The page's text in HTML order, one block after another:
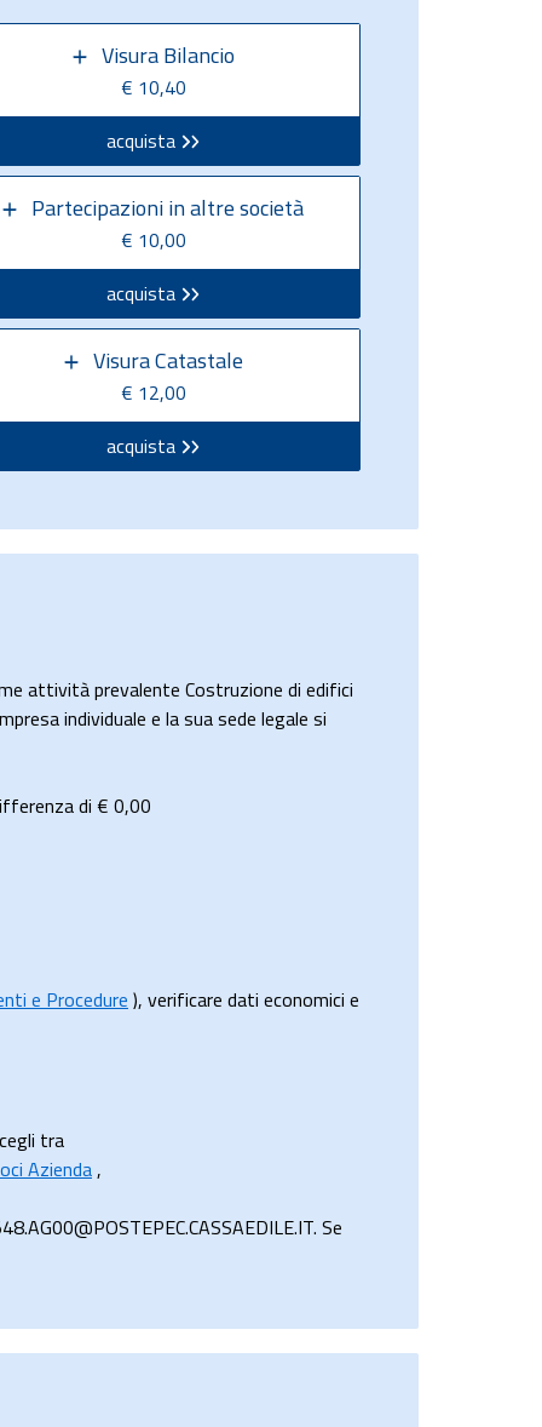
Visura Bilancio
€ 10,40
acquista
Partecipazioni in altre società
€ 10,00
acquista
Visura Catastale
€ 12,00
acquista
attività prevalente Costruzione di edifici
individuale e la sua sede legale si
di € 0,00
e Procedure ), verificare dati economici e
tra
Azienda,
Se